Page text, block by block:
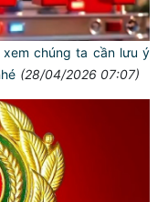
chúng ta cần lưu ý
(28/04/2026 07:07)